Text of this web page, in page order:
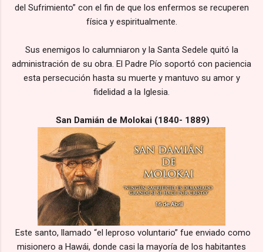
del Sufrimiento” con el fin de que los enfermos se recuperen
física y espiritualmente.
Sus enemigos lo calumniaron y la Santa Sedele quitó la
administración de su obra. El Padre Pío soportó con paciencia
esta persecución hasta su muerte y mantuvo su amor y
fidelidad a la Iglesia.
San Damián de Molokai (1840- 1889)
Este santo, llamado “el leproso voluntario” fue enviado como
misionero a Hawái, donde casi la mayoría de los habitantes